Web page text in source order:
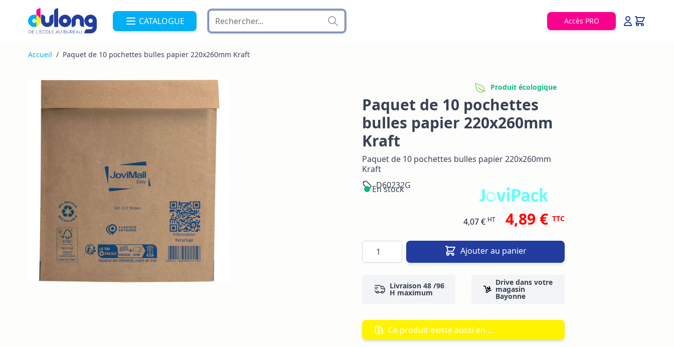
Allez au contenu
CATALOGUE
Accès PRO
Accueil / Paquet de 10 pochettes bulles papier 220x260mm Kraft
Produit écologique
Paquet de 10 pochettes
bulles papier 220x260mm
Kraft
Paquet de 10 pochettes bulles papier 220x260mm
Kraft
D60232G
En stock
4,07 € HT 4,89 € TTC
Quantité Ajouter au panier
Livraison 48 /96
H maximum
Drive dans votre
magasin
Bayonne
Ce produit existe aussi en ...